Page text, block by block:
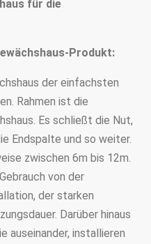
für die
Produkt:
der einfachsten
Rahmen ist die
Es schließt die Nut,
Endspalte und so weiter.
zwischen 6m bis 12m.
von der
der starken
Darüber hinaus
auseinander, installieren